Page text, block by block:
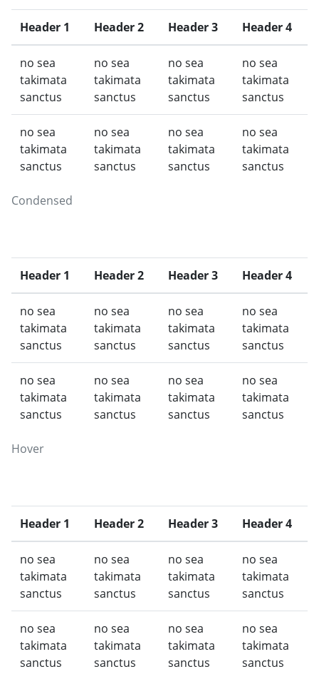
Condensed
Header 1 Header 2 Header 3 Header 4
no sea
takimata
sanctus
no sea
takimata
sanctus
no sea
takimata
sanctus
no sea
takimata
sanctus
no sea
takimata
sanctus
no sea
takimata
sanctus
no sea
takimata
sanctus
no sea
takimata
sanctus
Hover
Header 1 Header 2 Header 3 Header 4
no sea
takimata
sanctus
no sea
takimata
sanctus
no sea
takimata
sanctus
no sea
takimata
sanctus
no sea
takimata
sanctus
no sea
takimata
sanctus
no sea
takimata
sanctus
no sea
takimata
sanctus
Header 1 Header 2 Header 3 Header 4
no sea
takimata
sanctus
no sea
takimata
sanctus
no sea
takimata
sanctus
no sea
takimata
sanctus
no sea
takimata
sanctus
no sea
takimata
sanctus
no sea
takimata
sanctus
no sea
takimata
sanctus